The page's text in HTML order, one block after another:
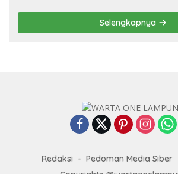
Selengkapnya
Redaksi Pedoman Media Siber